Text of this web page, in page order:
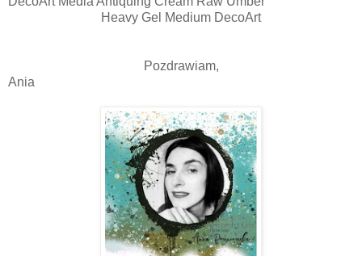
Heavy Gel Medium DecoArt
Pozdrawiam,
Ania